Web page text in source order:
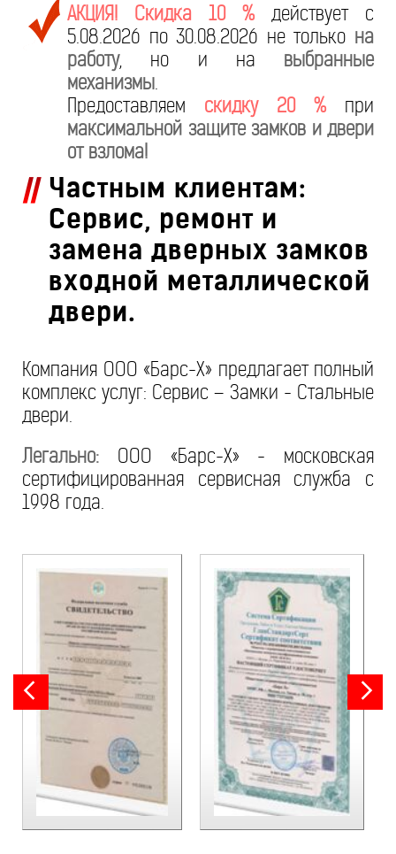
АКЦИЯ! Скидка 10 % действует с
5.08.2026 по 30.08.2026 не только на
работу, но и на выбранные
механизмы.
Предоставляем скидку 20 % при
максимальной защите замков и двери
от взлома!
Частным клиентам:
Сервис, ремонт и
замена дверных замков
входной металлической
двери.
Компания ООО «Барс-Х» предлагает полный
комплекс услуг: Сервис – Замки - Стальные
двери.
Легально: ООО «Барс-Х» - московская
сертифицированная сервисная служба с
1998 года.